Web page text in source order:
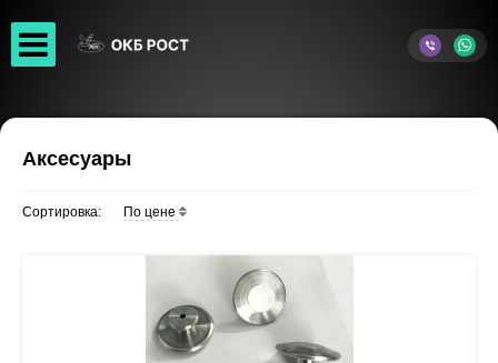
Аксесуары
Сортировка: По цене